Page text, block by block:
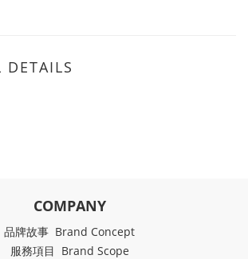
COMPANY
品牌故事 Brand Concept
服務項目 Brand Scope